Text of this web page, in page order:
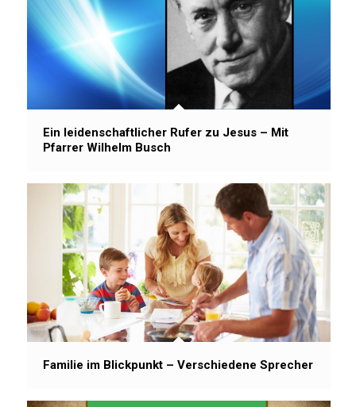
Ein leidenschaftlicher Rufer zu Jesus – Mit
Pfarrer Wilhelm Busch
Familie im Blickpunkt – Verschiedene Sprecher